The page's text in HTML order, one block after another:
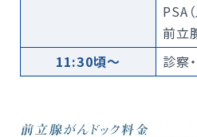
PSA
前立
11:30頃〜
診察